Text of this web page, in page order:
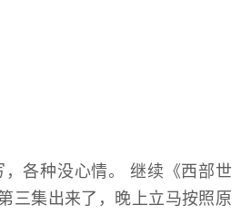
各种没心情。 继续《西部世
三集出来了，晚上立马按照原